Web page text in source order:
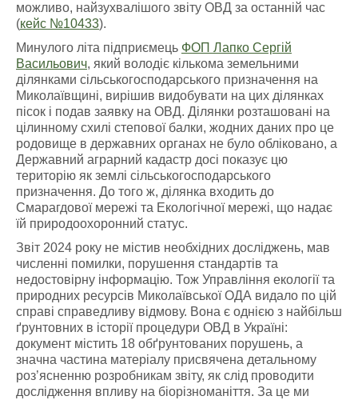
можливо, найзухвалішого звіту ОВД за останній час
(кейс №10433).
Минулого літа підприємець ФОП Лапко Сергій
Васильович, який володіє кількома земельними
ділянками сільськогосподарського призначення на
Миколаївщині, вирішив видобувати на цих ділянках
пісок і подав заявку на ОВД. Ділянки розташовані на
цілинному схилі степової балки, жодних даних про це
родовище в державних органах не було обліковано, а
Державний аграрний кадастр досі показує цю
територію як землі сільськогосподарського
призначення. До того ж, ділянка входить до
Смарагдової мережі та Екологічної мережі, що надає
їй природоохоронний статус.
Звіт 2024 року не містив необхідних досліджень, мав
численні помилки, порушення стандартів та
недостовірну інформацію. Тож Управління екології та
природних ресурсів Миколаївської ОДА видало по цій
справі справедливу відмову. Вона є однією з найбільш
ґрунтовних в історії процедури ОВД в Україні:
документ містить 18 обґрунтованих порушень, а
значна частина матеріалу присвячена детальному
роз’ясненню розробникам звіту, як слід проводити
дослідження впливу на біорізноманіття. За це ми